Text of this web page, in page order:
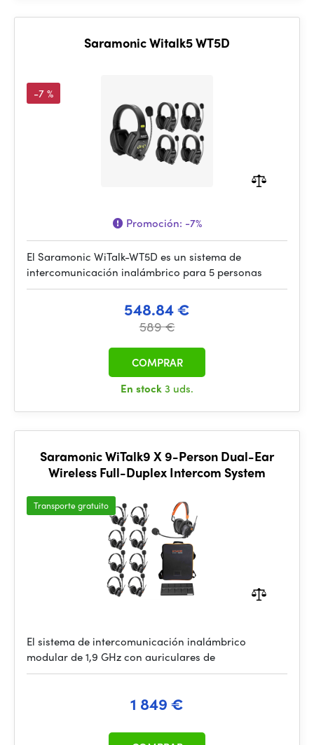
Saramonic Witalk5 WT5D
-7 %
Promoción: -7%
El Saramonic WiTalk-WT5D es un sistema de
intercomunicación inalámbrico para 5 personas
548.84 €
589 €
En stock3 uds.
COMPRAR
Saramonic WiTalk9 X 9-Person Dual-Ear
Wireless Full-Duplex Intercom System
Transporte gratuito
El sistema de intercomunicación inalámbrico
modular de 1,9 GHz con auriculares de
1 849 €